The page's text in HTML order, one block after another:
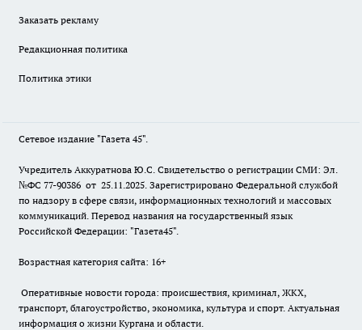
Заказать рекламу
Редакционная политика
Политика этики
Сетевое издание "Газета 45".
Учредитель Аккуратнова Ю.С. Свидетельство о регистрации СМИ: Эл.
№ФС 77-90386 от 25.11.2025. Зарегистрировано Федеральной службой
по надзору в сфере связи, информационных технологий и массовых
коммуникаций. Перевод названия на государственный язык
Российской Федерации: "Газета45".
Возрастная категория сайта: 16+
Оперативные новости города: происшествия, криминал, ЖКХ,
транспорт, благоустройство, экономика, культура и спорт. Актуальная
информация о жизни Кургана и области.